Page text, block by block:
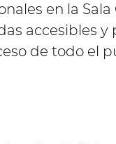
en la Sala
accesibles y
de todo el